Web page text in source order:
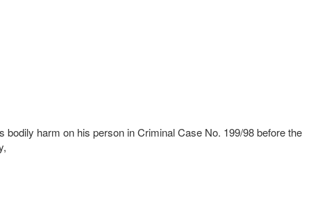
harm on his person in Criminal Case No. 199/98 before the